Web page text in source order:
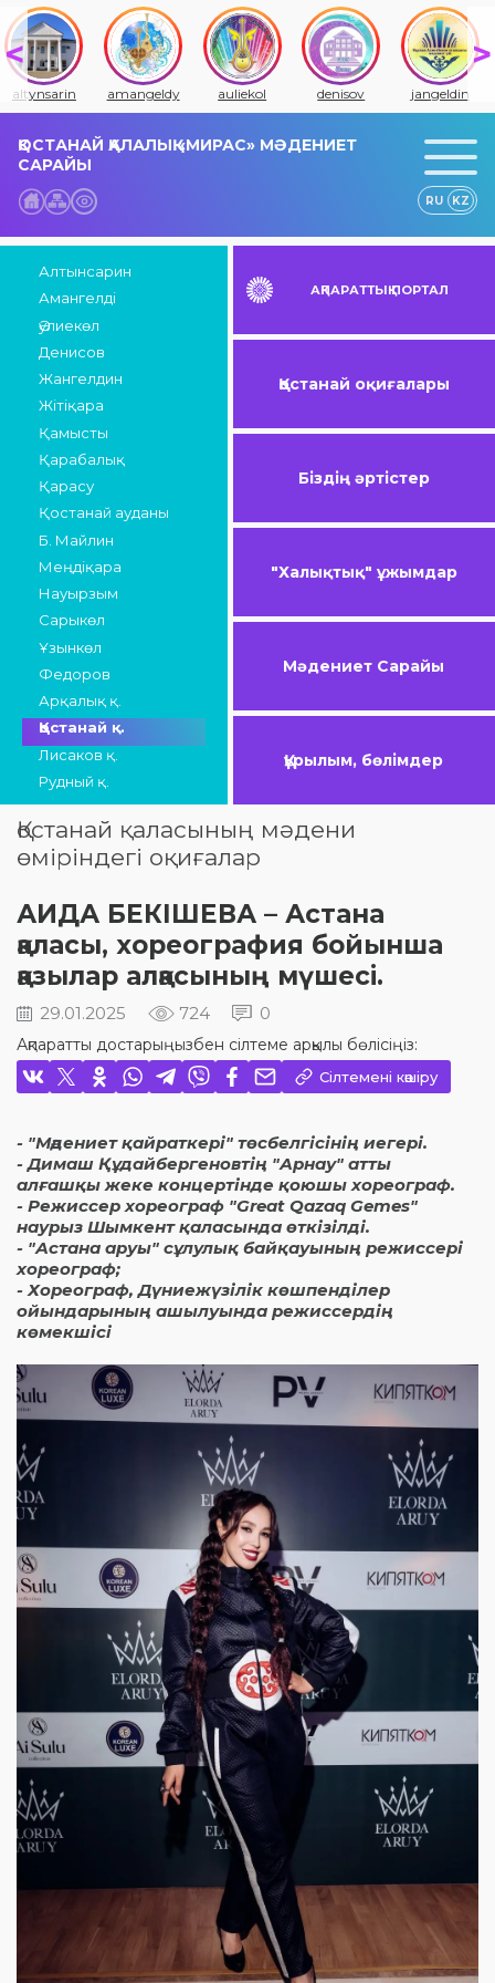
altynsarin amangeldy auliekol denisov jangeldin
ҚОСТАНАЙ ҚАЛАЛЫҚ «МИРАС» МӘДЕНИЕТ
САРАЙЫ
RU KZ
Алтынсарин
Амангелді
Әулиекөл
Денисов
Жангелдин
Жітіқара
Қамысты
Қарабалық
Қарасу
Қостанай ауданы
Б. Майлин
Меңдіқара
Науырзым
Сарыкөл
Ұзынкөл
Федоров
Арқалық қ.
Қостанай қ.
Лисаков қ.
Рудный қ.
АҚПАРАТТЫҚ ПОРТАЛ
Қостанай оқиғалары
Біздің әртістер
"Халықтық" ұжымдар
Мәдениет Сарайы
Құрылым, бөлімдер
Қостанай қаласының мәдени
өміріндегі оқиғалар
АИДА БЕКIШЕВА – Астана
қаласы, хореография бойынша
қазылар алқасының мүшесі.
29.01.2025 724 0
Ақпаратты достарыңызбен сілтеме арқылы бөлісіңіз:
Сілтемені көшіру
- "Мәдениет қайраткері" төсбелгісінің иегері.
- Димаш Құдайбергеновтің "Арнау" атты
алғашқы жеке концертінде қоюшы хореограф.
- Режиссер хореограф "Great Qazaq Gemes"
наурыз Шымкент қаласында өткізілді.
- "Астана аруы" сұлулық байқауының режиссері
хореограф;
- Хореограф, Дүниежүзілік көшпенділер
ойындарының ашылуында режиссердің
көмекшісі